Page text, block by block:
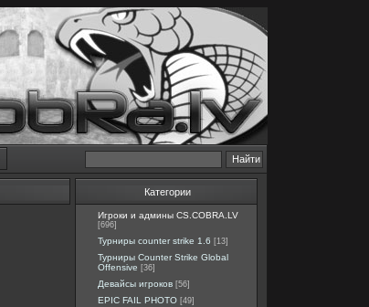
Категории
Игроки и админы CS.COBRA.LV
[696]
Турниры counter strike 1.6 [13]
Турниры Counter Strike Global
Offensive [36]
Девайсы игроков [56]
EPIC FAIL PHOTO [49]